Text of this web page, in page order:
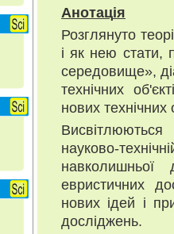
Анотація
Розглянуто
і як нею стати,
середовище»,
технічних
нових технічних
науково-
навколишньої
евристичних
нових ідей і
досліджень.